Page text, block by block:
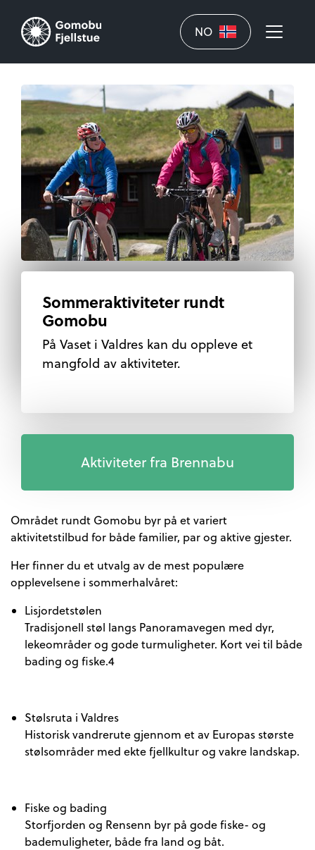
NO
Sommeraktiviteter rundt
Gomobu
På Vaset i Valdres kan du oppleve et
mangfold av aktiviteter.
Aktiviteter fra Brennabu
Området rundt Gomobu byr på et variert
aktivitetstilbud for både familier, par og aktive gjester.
Her finner du et utvalg av de mest populære
opplevelsene i sommerhalvåret:
Lisjordetstølen
Tradisjonell støl langs Panoramavegen med dyr,
lekeområder og gode turmuligheter. Kort vei til både
bading og fiske.4
Stølsruta i Valdres
Historisk vandrerute gjennom et av Europas største
stølsområder med ekte fjellkultur og vakre landskap.
Fiske og bading
Storfjorden og Rensenn byr på gode fiske- og
bademuligheter, både fra land og båt.